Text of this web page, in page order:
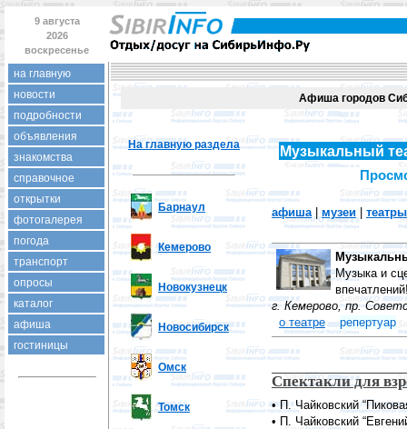
9 августа
2026
воскресенье
на главную
новости
подробности
объявления
знакомства
справочное
открытки
фотогалерея
погода
транспорт
опросы
каталог
афиша
гостиницы
Афиша городов
На главную раздела
Барнаул
Кемерово
Новокузнецк
Новосибирск
Омск
Томск
Музыкальный
афиша| музеи театры
Музыка и
г. Кемерово, пр.
о театре
репертуар
Спектакли для
• П. Чайковский
• П. Чайковский